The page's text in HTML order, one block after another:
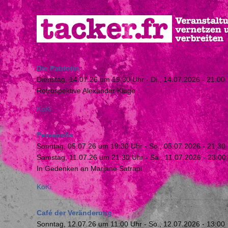
Direkt
zum
Inhalt
Die Patriotin
Dienstag, 14.07.26 um 19:30 Uhr- Di., 14.07.2026 - 21:00
Retrospektive Alexander Kluge
KoKi
Persepolis
Sonntag, 05.07.26 um 19:30 Uhr- So., 05.07.2026 - 21:30
Samstag, 11.07.26 um 21:30 Uhr-Sa., 11.07.2026 - 23:00
In Gedenken an Marjane Satrapi
KoKi
Café der Veränderung
Sonntag, 12.07.26 um 11:00 Uhr - So., 12.07.2026 - 13:00